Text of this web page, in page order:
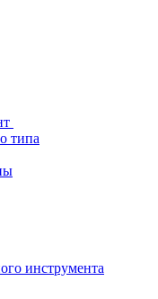
типа
инструмента